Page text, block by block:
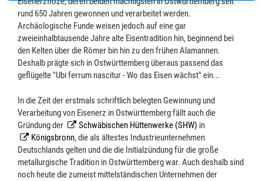
rund 650 Jahren gewonnen und verarbeitet werden.
Archäologische Funde weisen jedoch auf eine gar
zweieinhalbtausende Jahre alte Eisentradition hin, beginnend bei
den Kelten über die Römer bin hin zu den frühen Alamannen.
Deshalb prägte sich in Ostwürttemberg überaus passend das
geflügelte "Ubi ferrum nascitur - Wo das Eisen wächst" ein...
In die Zeit der erstmals schriftlich belegten Gewinnung und
Verarbeitung von Eisenerz in Ostwürttemberg fällt auch die
Gründung der
Schwäbischen Hüttenwerke (SHW) in
Königsbronn, die als ältestes Industrieunternehmen
Deutschlands gelten und die die Initialzündung für die große
metallurgische Tradition in Ostwürttemberg war. Auch deshalb sind
noch heute die zumeist mittelständischen Unternehmen der